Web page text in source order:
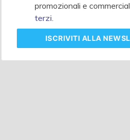
promozionali e
terzi.
ISCRIVITI ALLA